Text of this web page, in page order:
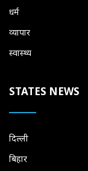
धर्म
व्यापार
स्वास्थ्य
STATES NEWS
दिल्ली
बिहार